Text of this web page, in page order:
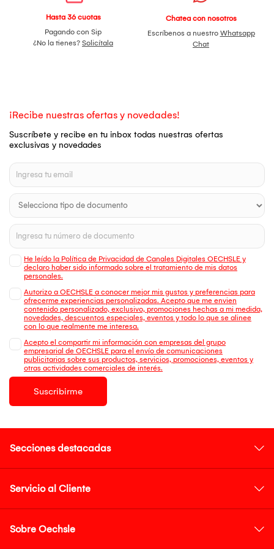
Hasta 36 cuotas
Pagando con Sip
¿No la tienes? Solicítala
Chatea con nosotros
Escríbenos a nuestro Whatsapp
Chat
¡Recibe nuestras ofertas y novedades!
Suscríbete y recibe en tu inbox todas nuestras ofertas
exclusivas y novedades
He leído la Política de Privacidad de Canales Digitales OECHSLE y
declaro haber sido informado sobre el tratamiento de mis datos
personales.
Autorizo a OECHSLE a conocer mejor mis gustos y preferencias para
ofrecerme experiencias personalizadas. Acepto que me envien
contenido personalizado, exclusivo, promociones hechas a mi medida,
novedades, descuentos especiales, eventos y todo lo que se alinee
con lo que realmente me interesa.
Acepto el compartir mi información con empresas del grupo
empresarial de OECHSLE para el envío de comunicaciones
publicitarias sobre sus productos, servicios, promociones, eventos y
otras actividades comerciales de interés.
Suscribirme
Secciones destacadas
Servicio al Cliente
Sobre Oechsle